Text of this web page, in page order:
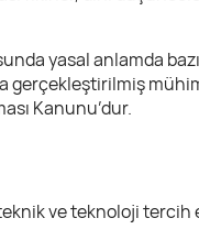
yasal anlamda
gerçekleştirilmiş
Kanunu’dur.
ve teknoloji tercih